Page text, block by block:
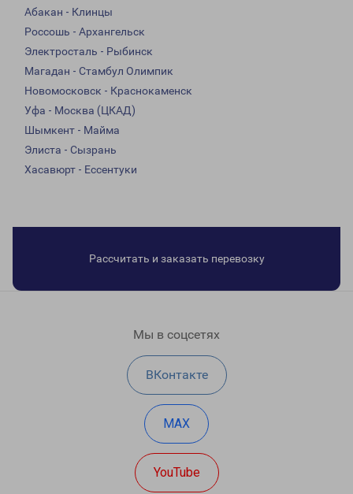
Абакан - Клинцы
Россошь - Архангельск
Электросталь - Рыбинск
Магадан - Стамбул Олимпик
Новомосковск - Краснокаменск
Уфа - Москва (ЦКАД)
Шымкент - Майма
Элиста - Сызрань
Хасавюрт - Ессентуки
Рассчитать и заказать перевозку
Мы в соцсетях
ВКонтакте
MAX
YouTube